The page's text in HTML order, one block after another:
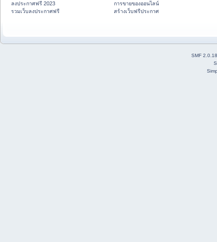
ลงประกาศฟรี 2023
รวมเว็บลงประกาศฟรี
การขายของออนไลน์
สร้างเว็บฟรีประกาศ
SMF 2.0.18